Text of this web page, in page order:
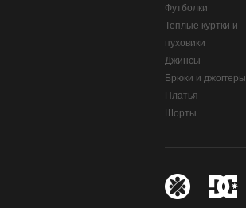
Футболки
Теплые куртки и
пуховики
Джинсы
Брюки и джоггеры
Платья
Шорты